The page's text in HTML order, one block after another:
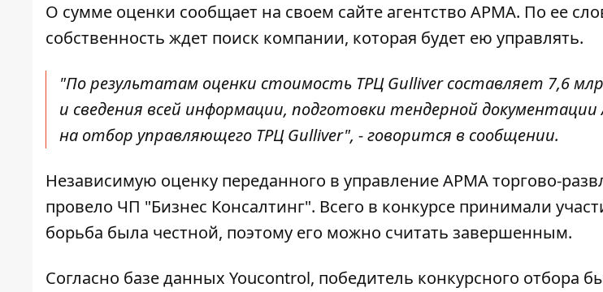
О сумме оценки сообщает на своем сайте агентство АРМА. По ее
собственность ждет поиск компании, которая будет ею управлять.
"По результатам оценки стоимость ТРЦ Gulliver составляет 7,6
и сведения всей информации, подготовки тендерной
на отбор управляющего ТРЦ Gulliver", - говорится в сообщении.
Независимую оценку переданного в управление АРМА торгово-
провело ЧП "Бизнес Консалтинг". Всего в конкурсе принимали
борьба была честной, поэтому его можно считать завершенным.
Согласно базе данных Youcontrol, победитель конкурсного отбора